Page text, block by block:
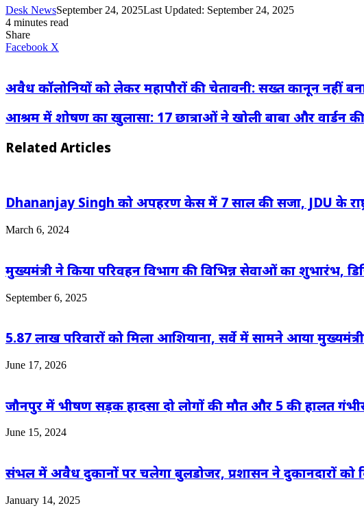
Desk NewsSeptember 24, 2025Last Updated: September 24, 2025
4 minutes read
Share
Facebook X
अवैध कॉलोनियों को लेकर महापौरों की चेतावनी: सख्त कानून नहीं
आश्रम में शोषण का खुलासा: 17 छात्राओं ने खोली बाबा और वार्डन
Related Articles
Dhananjay Singh को अपहरण केस में 7 साल की सजा, JDU के
March 6, 2024
मुख्यमंत्री ने किया परिवहन विभाग की विभिन्न सेवाओं का शुभारंभ,
September 6, 2025
5.87 लाख परिवारों को मिला आशियाना, सर्वे में सामने आया
June 17, 2026
जौनपुर में भीषण सड़क हादसा दो लोगों की मौत और 5 की हालत
June 15, 2024
संभल में अवैध दुकानों पर चलेगा बुलडोजर, प्रशासन ने दुकानदारों को
January 14, 2025